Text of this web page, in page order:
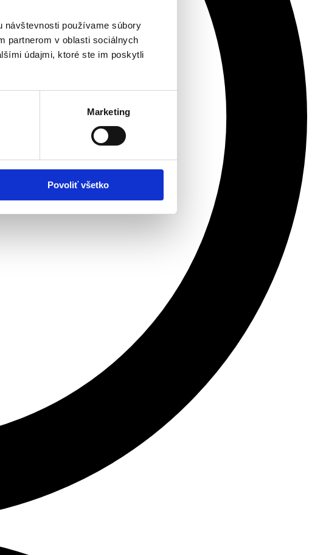
návštevnosti používame súbory
partnerom v oblasti sociálnych
údajmi, ktoré ste im poskytli
Marketing
Povoliť všetko